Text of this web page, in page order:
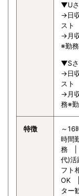
▼Uさ
→日
スト
→月
※勤
▼Sさ
→日
スト
→月
務※
特徴
～
時間
務 |
代)
フト
OK |
タ